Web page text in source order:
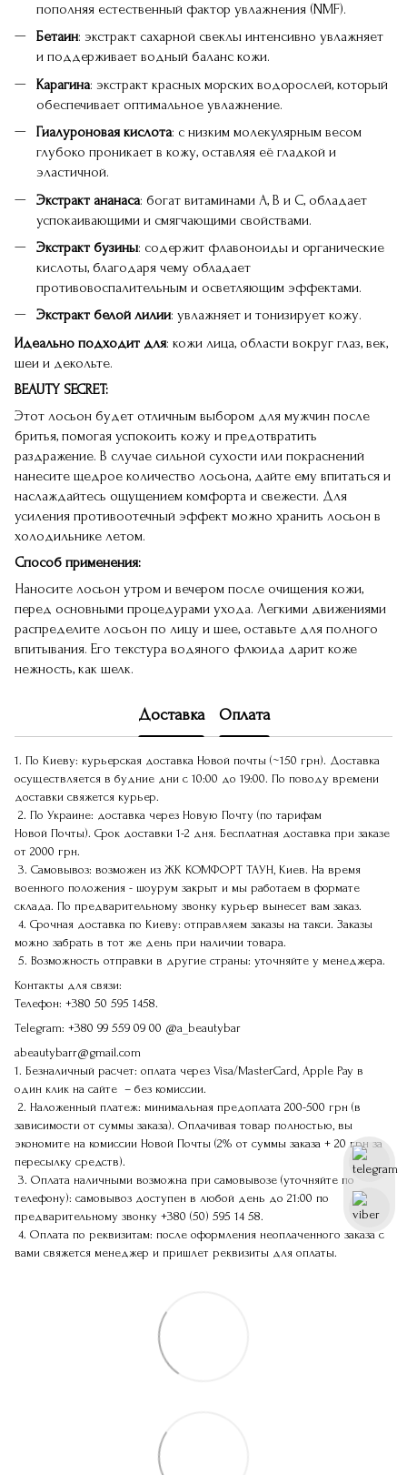
пополняя естественный фактор увлажнения (NMF).
Бетаин: экстракт сахарной свеклы интенсивно увлажняет
и поддерживает водный баланс кожи.
Карагина: экстракт красных морских водорослей, который
обеспечивает оптимальное увлажнение.
Гиалуроновая кислота: с низким молекулярным весом
глубоко проникает в кожу, оставляя её гладкой и
эластичной.
Экстракт ананаса: богат витаминами A, B и C, обладает
успокаивающими и смягчающими свойствами.
Экстракт бузины: содержит флавоноиды и органические
кислоты, благодаря чему обладает
противовоспалительным и осветляющим эффектами.
Экстракт белой лилии: увлажняет и тонизирует кожу.
Идеально подходит для: кожи лица, области вокруг глаз, век,
шеи и декольте.
BEAUTY SECRET:
Этот лосьон будет отличным выбором для мужчин после
бритья, помогая успокоить кожу и предотвратить
раздражение. В случае сильной сухости или покраснений
нанесите щедрое количество лосьона, дайте ему впитаться и
наслаждайтесь ощущением комфорта и свежести. Для
усиления противоотечный эффект можно хранить лосьон в
холодильнике летом.
Способ применения:
Наносите лосьон утром и вечером после очищения кожи,
перед основными процедурами ухода. Легкими движениями
распределите лосьон по лицу и шее, оставьте для полного
впитывания. Его текстура водяного флюида дарит коже
нежность, как шелк.
Доставка Оплата
1. По Киеву: курьерская доставка Новой почты (~150 грн). Доставка
осуществляется в будние дни с 10:00 до 19:00. По поводу времени
доставки свяжется курьер.
2. По Украине: доставка через Новую Почту (по тарифам
Новой Почты). Срок доставки 1-2 дня. Бесплатная доставка при заказе
от 2000 грн.
3. Самовывоз: возможен из ЖК КОМФОРТ ТАУН, Киев. На время
военного положения - шоурум закрыт и мы работаем в формате
склада. По предварительному звонку курьер вынесет вам заказ.
4. Срочная доставка по Киеву: отправляем заказы на такси. Заказы
можно забрать в тот же день при наличии товара.
5. Возможность отправки в другие страны: уточняйте у менеджера.
Контакты для связи:
Телефон: +380 50 595 1458.
Telegram: +380 99 559 09 00 @a_beautybar
abeautybarr@gmail.com
1. Безналичный расчет: оплата через Visa/MasterCard, Apple Pay в
один клик на сайте – без комиссии.
2. Наложенный платеж: минимальная предоплата 200-500 грн (в
зависимости от суммы заказа). Оплачивая товар полностью, вы
экономите на комиссии Новой Почты (2% от суммы заказа + 20 грн за
пересылку средств).
3. Оплата наличными возможна при самовывозе (уточняйте по
телефону): самовывоз доступен в любой день до 21:00 по
предварительному звонку +380 (50) 595 14 58.
4. Оплата по реквизитам: после оформления неоплаченного заказа с
вами свяжется менеджер и пришлет реквизиты для оплаты.